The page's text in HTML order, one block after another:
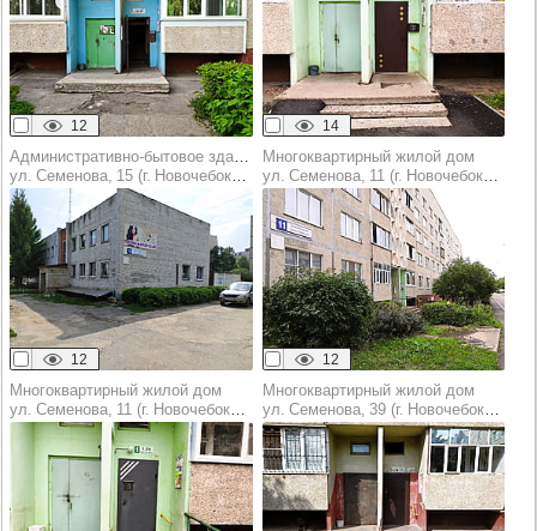
12 14
ул. Семенова, 15 (г. Новочебоксарск)
12
Многоквартирный жилой дом
ул. Семенова, 11 (г. Новочебоксарск)
12
Многоквартирный жилой дом
ул. Семенова, 11 (г. Новочебоксарск)
Многоквартирный жилой дом
ул. Семенова, 39 (г. Новочебоксарск)